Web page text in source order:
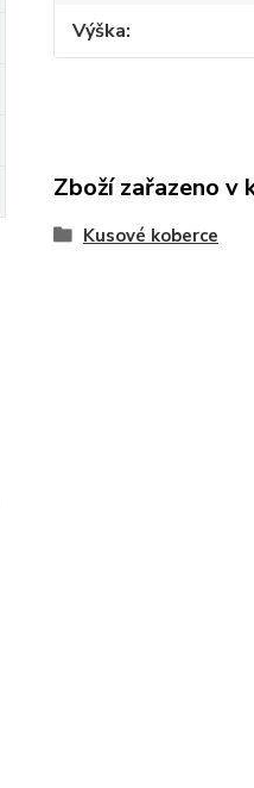
Výška
Zboží zařazeno v
Kusové koberce